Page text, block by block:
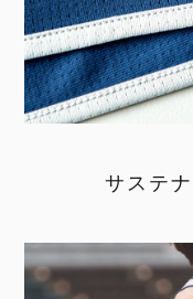
サステ